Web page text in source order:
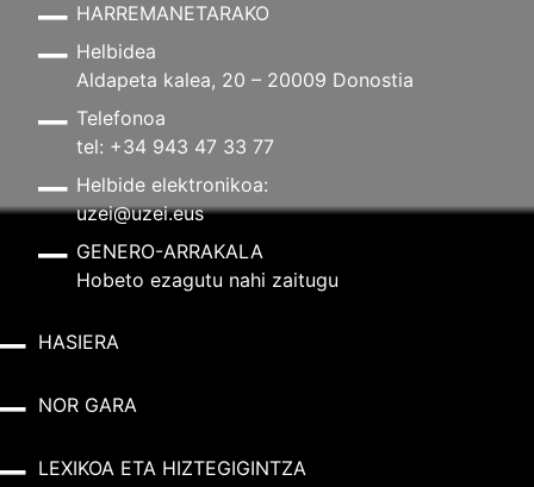
HARREMANETARAKO
Helbidea
Aldapeta kalea, 20 – 20009 Donostia
Telefonoa
tel: +34 943 47 33 77
Helbide elektronikoa:
uzei@uzei.eus
GENERO-ARRAKALA
Hobeto ezagutu nahi zaitugu
HASIERA
NOR GARA
LEXIKOA ETA HIZTEGIGINTZA